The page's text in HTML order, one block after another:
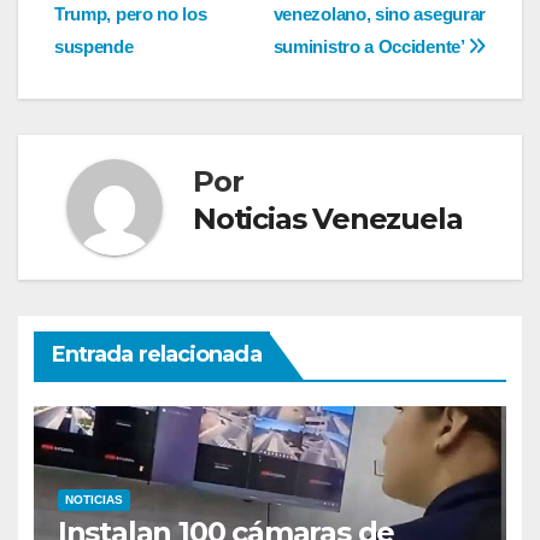
entradas
venezolano, sino asegurar
suministro a Occidente’
Trump, pero no los
suspende
Por
Noticias Venezuela
Entrada relacionada
NOTICIAS
Instalan 100 cámaras de